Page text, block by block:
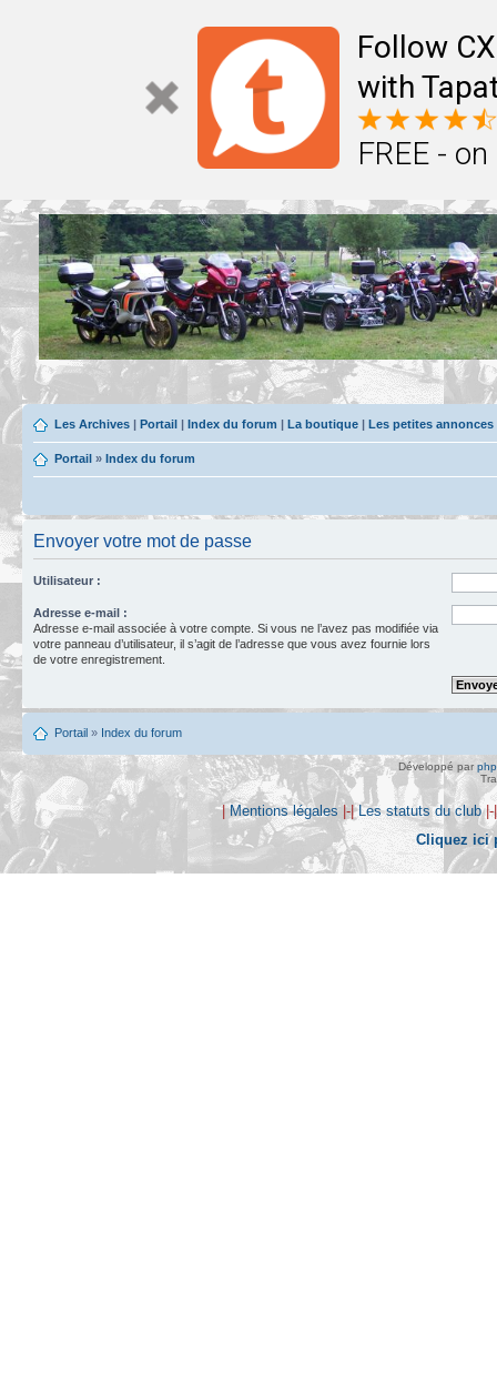
Follow
with
FREE -
Les Archives | Portail | Index du forum | La boutique | Les petites
Portail » Index du forum
Envoyer votre mot de passe
Utilisateur :
Adresse e-mail :
Adresse e-mail associée à votre compte. Si vous ne l’avez pas modifiée via
votre panneau d’utilisateur, il s’agit de l’adresse que vous avez fournie lors
de votre enregistrement.
Portail » Index du forum
Développé par
|Mentions légales|-| Les statuts du club
Cliquez ici